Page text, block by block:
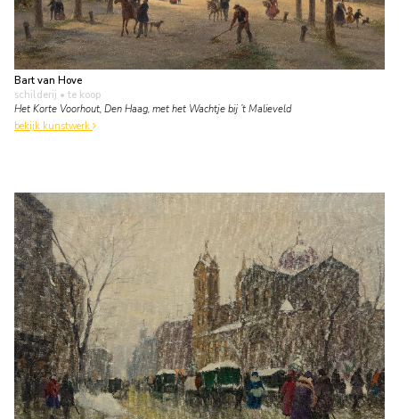
Bart van Hove
schilderij • te koop
Het Korte Voorhout, Den Haag, met het Wachtje bij ’t Malieveld
bekijk kunstwerk